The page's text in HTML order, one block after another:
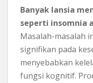
Banyak lansia
seperti insomnia
Masalah-masalah
signifikan pada
menyebabkan
fungsi kognitif.